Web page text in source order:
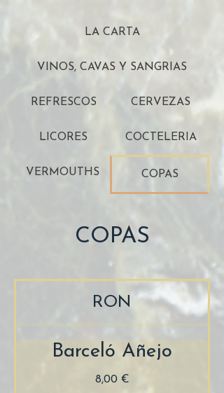
LA CARTA
VINOS, CAVAS Y SANGRIAS
REFRESCOS CERVEZAS
LICORES COCTELERIA
VERMOUTHS COPAS
COPAS
RON
Barceló Añejo
8,00 €